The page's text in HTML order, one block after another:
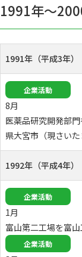
1991年〜
1991年（平成3年）
企業活動
8月
医薬品研究開発部
県大宮市（現さい
1992年（平成4年）
企業活動
1月
富山第二工場を富
企業活動